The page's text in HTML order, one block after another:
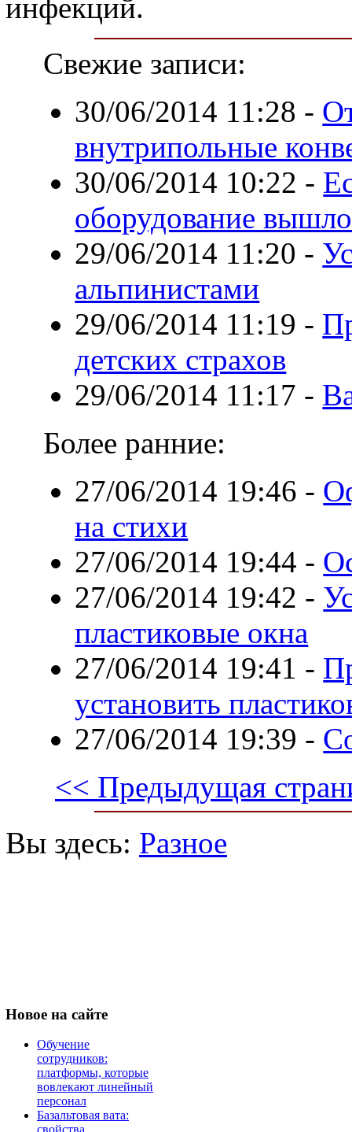
инфекций.
Свежие записи:
30/06/2014 11:28 -
внутрипольные
30/06/2014 10:22 -
оборудование
29/06/2014 11:20 -
альпинистами
29/06/2014 11:19 -
детских страхов
29/06/2014 11:17 -
Более ранние:
27/06/2014 19:46 -
на стихи
27/06/2014 19:44 -
27/06/2014 19:42 -
пластиковые окна
27/06/2014 19:41 -
установить
27/06/2014 19:39 -
<< Предыдущая
Вы здесь: Разное
Новое на сайте
Обучение
сотрудников:
платформы, которые
вовлекают линейный
персонал
Базальтовая вата: